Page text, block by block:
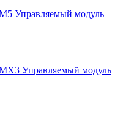
Управляемый модуль
Управляемый модуль